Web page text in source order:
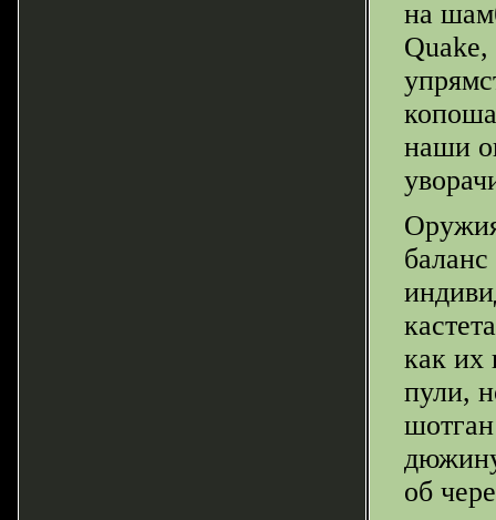
на
наши
как их
пули,
об